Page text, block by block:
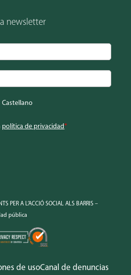
newsletter
Castellano
política de privacidad*
PER A L’ACCIÓ SOCIAL ALS BARRIS –
pública
de usoCanal de denuncias